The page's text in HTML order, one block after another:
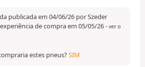
publicada em 04/06/26 por Szeder
de compra em 05/05/26- ver o
estes pneus?SIM